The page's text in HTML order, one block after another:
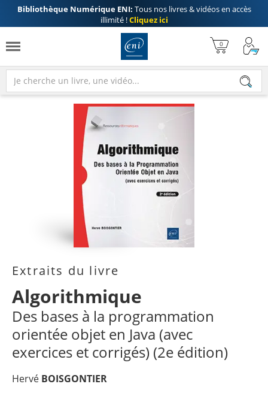
Bibliothèque Numérique ENI: Tous nos livres & vidéos en accès
illimité !Cliquez ici
Extraits du livre
Algorithmique
Des bases à la programmation
orientée objet en Java (avec
exercices et corrigés) (2e édition)
Hervé BOISGONTIER